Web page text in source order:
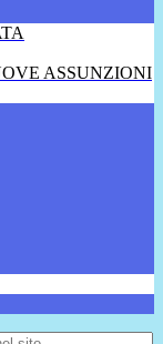
ASSUNZIONI